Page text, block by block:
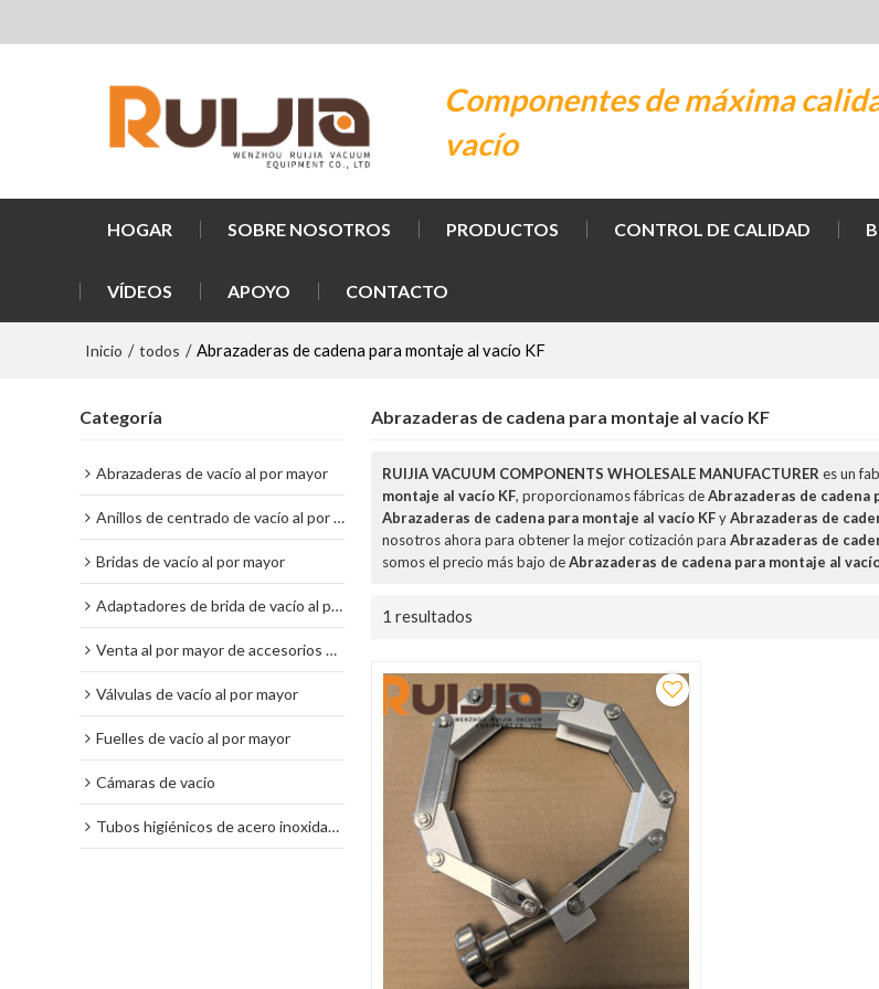
Componentes de máxima
vacío
HOGAR SOBRE NOSOTROS PRODUCTOS CONTROL DE CALIDAD
VÍDEOS APOYO CONTACTO
Inicio / todos / Abrazaderas de cadena para montaje al vacío KF
Categoría
Abrazaderas de vacío al por mayor
Anillos de centrado de vacío al por mayor
Bridas de vacío al por mayor
Adaptadores de brida de vacío al por mayor
Venta al por mayor de accesorios de vacío
Válvulas de vacío al por mayor
Fuelles de vacío al por mayor
Cámaras de vacío
Tubos higiénicos de acero inoxidable
Abrazaderas de cadena para montaje al vacío KF
RUIJIA VACUUM COMPONENTS WHOLESALE MANUFACTURER es un
montaje al vacío KF, proporcionamos fábricas deAbrazaderas de cadena
Abrazaderas de cadena para montaje al vacío KFyAbrazaderas de
nosotros ahora para obtener la mejor cotización para Abrazaderas de
somos el precio más bajo deAbrazaderas de cadena para montaje al
1 resultados